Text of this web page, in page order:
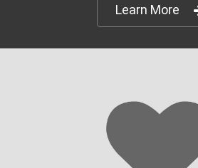
Learn More